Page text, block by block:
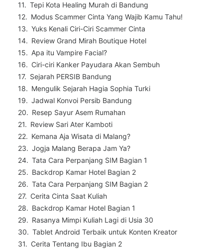
Tepi Kota Healing Murah di Bandung
Modus Scammer Cinta Yang Wajib Kamu Tahu!
Yuks Kenali Ciri-Ciri Scammer Cinta
Review Grand Mirah Boutique Hotel
Apa itu Vampire Facial?
Ciri-ciri Kanker Payudara Akan Sembuh
Sejarah PERSIB Bandung
Mengulik Sejarah Hagia Sophia Turki
Jadwal Konvoi Persib Bandung
Resep Sayur Asem Rumahan
Review Sari Ater Kamboti
Kemana Aja Wisata di Malang?
Jogja Malang Berapa Jam Ya?
Tata Cara Perpanjang SIM Bagian 1
Backdrop Kamar Hotel Bagian 2
Tata Cara Perpanjang SIM Bagian 2
Cerita Cinta Saat Kuliah
Backdrop Kamar Hotel Bagian 1
Rasanya Mimpi Kuliah Lagi di Usia 30
Tablet Android Terbaik untuk Konten Kreator
Cerita Tentang Ibu Bagian 2